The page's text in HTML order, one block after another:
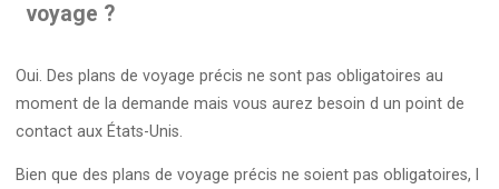
voyage ?
Oui. Des plans de voyage précis ne sont pas obligatoires au
moment de la demande mais vous aurez besoin d un point de
contact aux États-Unis.
Bien que des plans de voyage précis ne soient pas obligatoires, l